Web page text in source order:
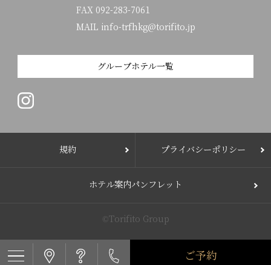
FAX 092-283-7061
MAIL info-trfhkg@torifito.jp
グループホテル一覧
©Torifito Group
規約 プライバシーポリシー
ホテル案内パンフレット
ご予約